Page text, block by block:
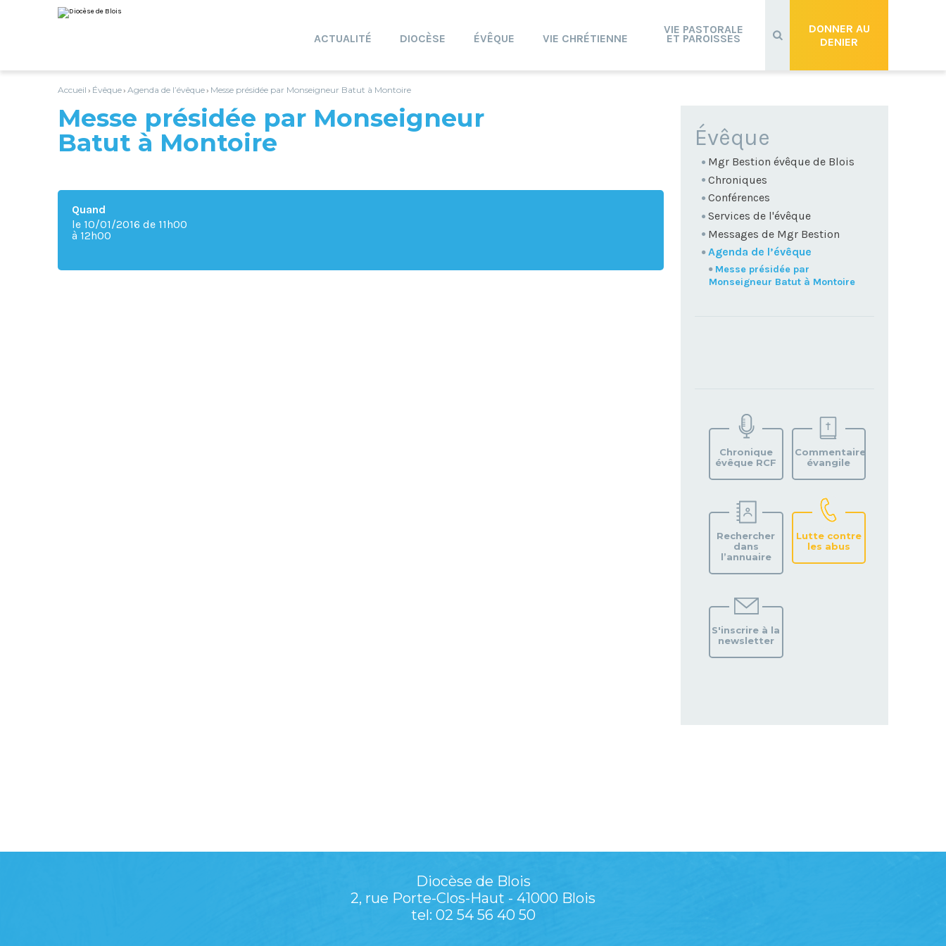
au
contenu.
personnels
DONNER AU
DENIER
ACTUALITÉ DIOCÈSE ÉVÊQUE VIE CHRÉTIENNE
VIE PASTORALE
ET PAROISSES
Accueil › Évêque› Agenda de l’évêque› Messe présidée par Monseigneur Batut à Montoire
Messe présidée par Monseigneur
Batut à Montoire
Quand
le 10/01/2016 de 11h00
à 12h00
NAVIGATION
Évêque
Mgr Bestion évêque de Blois
Chroniques
Conférences
Services de l'évêque
Messages de Mgr Bestion
Agenda de l’évêque
Messe présidée par
Monseigneur Batut à Montoire
VOTRE
PAROISSE
Chronique
évêque RCF
Commentaire
évangile
Rechercher
dans
l’annuaire
Lutte contre
les abus
S'inscrire à la
newsletter
Diocèse de Blois
2, rue Porte-Clos-Haut - 41000 Blois
tel: 02 54 56 40 50